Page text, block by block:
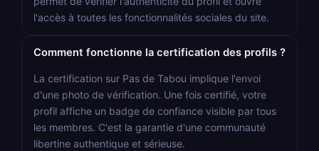
l'accès à toutes les fonctionnalités sociales du site.
Comment fonctionne la certification des profils ?
La certification sur Pas de Tabou implique l'envoi
d'une photo de vérification. Une fois certifié, votre
profil affiche un badge de confiance visible par tous
les membres. C'est la garantie d'une communauté
libertine authentique et sérieuse.